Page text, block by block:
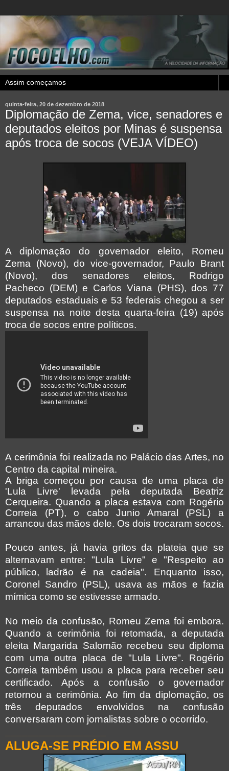
quinta-feira, 20 de dezembro de 2018
Diplomação de Zema, vice, senadores e
deputados eleitos por Minas é suspensa
após troca de socos (VEJA VÍDEO)
A diplomação do governador eleito, Romeu
Zema (Novo), do vice-governador, Paulo Brant
(Novo), dos senadores eleitos, Rodrigo
Pacheco (DEM) e Carlos Viana (PHS), dos 77
deputados estaduais e 53 federais chegou a ser
suspensa na noite desta quarta-feira (19) após
troca de socos entre políticos.
A cerimônia foi realizada no Palácio das Artes, no
Centro da capital mineira.
A briga começou por causa de uma placa de
'Lula Livre' levada pela deputada Beatriz
Cerqueira. Quando a placa estava com Rogério
Correia (PT), o cabo Junio Amaral (PSL) a
arrancou das mãos dele. Os dois trocaram socos.
Pouco antes, já havia gritos da plateia que se
alternavam entre: "Lula Livre" e "Respeito ao
público, ladrão é na cadeia". Enquanto isso,
Coronel Sandro (PSL), usava as mãos e fazia
mímica como se estivesse armado.
No meio da confusão, Romeu Zema foi embora.
Quando a cerimônia foi retomada, a deputada
eleita Margarida Salomão recebeu seu diploma
com uma outra placa de "Lula Livre". Rogério
Correia também usou a placa para receber seu
certificado. Após a confusão o governador
retornou a cerimônia.Ao fim da diplomação, os
três deputados envolvidos na confusão
conversaram com jornalistas sobre o ocorrido.
ALUGA-SE PRÉDIO EM ASSU